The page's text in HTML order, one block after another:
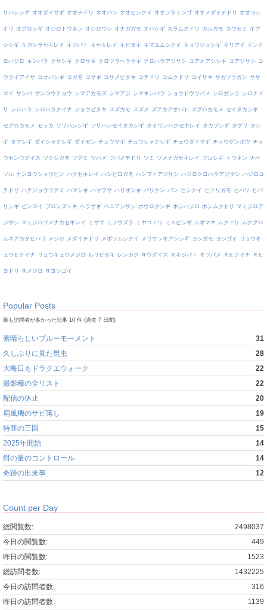
リハシシギ オオダイサギ オオチドリ オオバン オオヒシクイ オオフラミンゴ オオメダイチドリ オオヨシ
キリ オグロシギ オジロトウネン オジロワシ オナガガモ オバシギ カラムクドリ カルガモ カワセミ キア
シシギ キガシラセキレイ キジバト キセキレイ キビタキ キマユムシクイ キョウジョシギ キリアイ キンク
ロハジロ キンパラ クサシギ クロサギ クロツラヘラサギ クロハラアジサシ コアオアシシギ コアジサシ コ
ウライアイサ コオバシギ コガモ コサギ コサメビタキ コチドリ コムクドリ ゴイサギ サカツラガン ササ
ゴイ サシバ サンコウチョウ シマアカモズ シマアジ シマキンパラ ショウドウツバメ シロガシラ シロチド
リ シロハラ シロハラクイナ ジョウビタキ スズガモ スズメ ズアカアオバト ズグロカモメ セイタカシギ
セグロカモメ セッカ ソリハシシギ ソリハシセイタカシギ タイワンハクセキレイ タカブシギ タゲリ タシ
ギ タマシギ ダイシャクシギ ダイゼン チュウサギ チュウシャクシギ チュウダイサギ チョウゲンボウ チョ
ウセンウグイス ツクシガモ ツグミ ツバメ ツバメチドリ ツミ ツメナガセキレイ ツルシギ トウネン ナベ
ヅル ナンヨウショウビン ハクセキレイ ハシビロガモ ハシブトアジサシ ハジロクロハラアジサシ ハジロコ
チドリ ハチジョウツグミ ハマシギ ハヤブサ ハリオシギ バリケン バン ヒシクイ ヒドリガモ ヒバリ ヒバ
リシギ ビンズイ ブロンズトキ ヘラサギ ベニアジサシ ホウロクシギ ホシハジロ ホシムクドリ マミジロア
ジサシ マミジロツメナガセキレイ ミサゴ ミフウズラ ミヤコドリ ミユビシギ ムギマキ ムクドリ ムナグロ
ムネアカタヒバリ メジロ メダイチドリ メボソムシクイ メリケンキアシシギ ヨシガモ ヨシゴイ リュウキ
ュウヒクイナ リュウキュウメジロ ルリビタキ レンカク Ｒウグイス Ｒキジバト Ｒツバメ Ｒヒクイナ Ｒヒ
ヨドリ Ｒメジロ Ｒヨシゴイ
Popular Posts
最も訪問者が多かった記事 10 件 (過去 7 日間)
素晴らしいブルーモーメント
31
久しぶりに見た昆虫
28
大晦日もドラクエウォーク
22
撮影種の全リスト
22
配信の休止
20
扇風機のサビ落し
19
特亜の三国
15
2025年開始
14
餌の量のコントロール
14
奇跡の出来事
12
Count per Day
2498037
総閲覧数:
449
今日の閲覧数:
1523
昨日の閲覧数:
1432225
総訪問者数:
316
今日の訪問者数:
1139
昨日の訪問者数: